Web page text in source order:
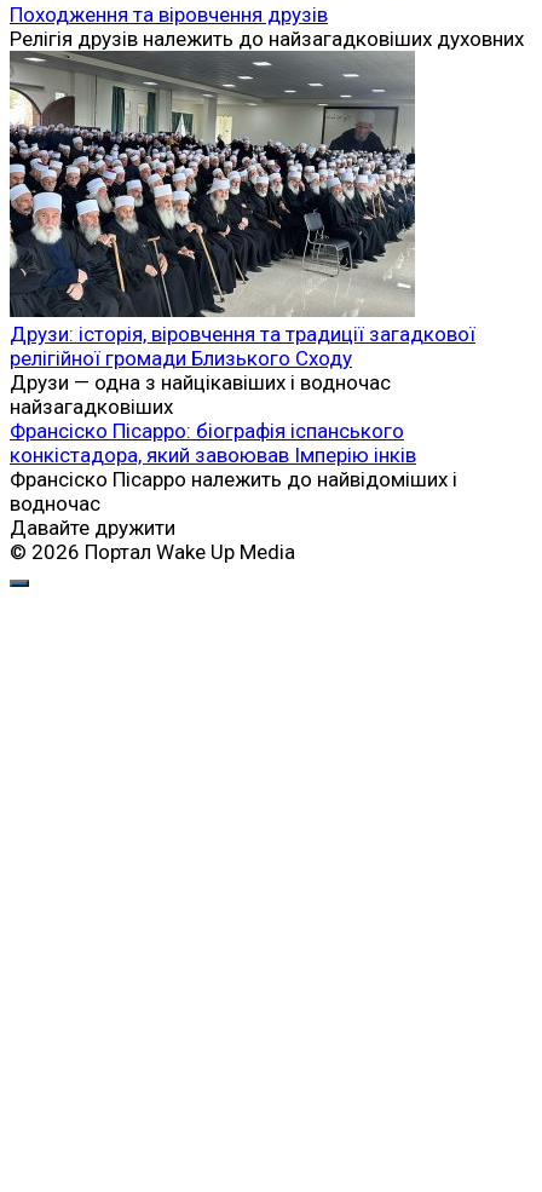
Походження та віровчення друзів
Релігія друзів належить до найзагадковіших духовних
Друзи: історія, віровчення та традиції загадкової
релігійної громади Близького Сходу
Друзи — одна з найцікавіших і водночас
найзагадковіших
Франсіско Пісарро: біографія іспанського
конкістадора, який завоював Імперію інків
Франсіско Пісарро належить до найвідоміших і
водночас
Давайте дружити
© 2026 Портал Wake Up Media